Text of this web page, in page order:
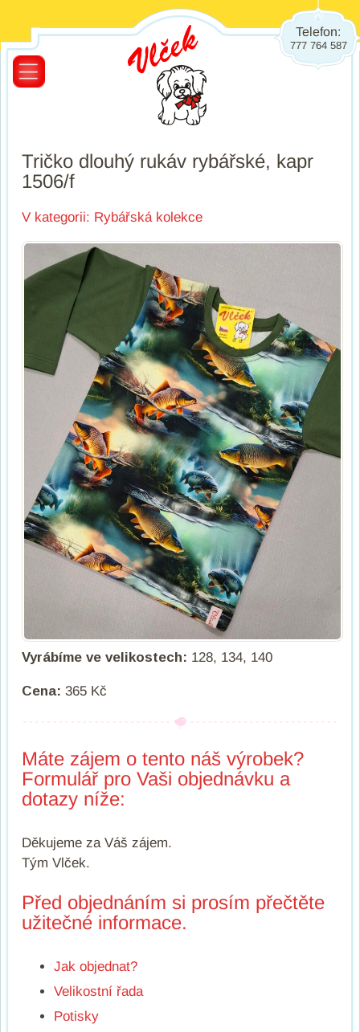
Telefon:
777 764 587
Tričko dlouhý rukáv rybářské, kapr
1506/f
V kategorii: Rybářská kolekce
Vyrábíme ve velikostech: 128, 134, 140
Cena: 365 Kč
Máte zájem o tento náš výrobek?
Formulář pro Vaši objednávku a
dotazy níže:
Děkujeme za Váš zájem.
Tým Vlček.
Před objednáním si prosím přečtěte
užitečné informace.
Jak objednat?
Velikostní řada
Potisky